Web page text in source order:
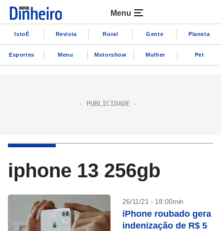
Menu
IstoÉ Revista Rural Gente Planeta
Esportes Menu Motorshow Mulher Pet
iphone 13 256gb
26/11/21 - 18:00min
iPhone roubado gera
indenização de R$ 5